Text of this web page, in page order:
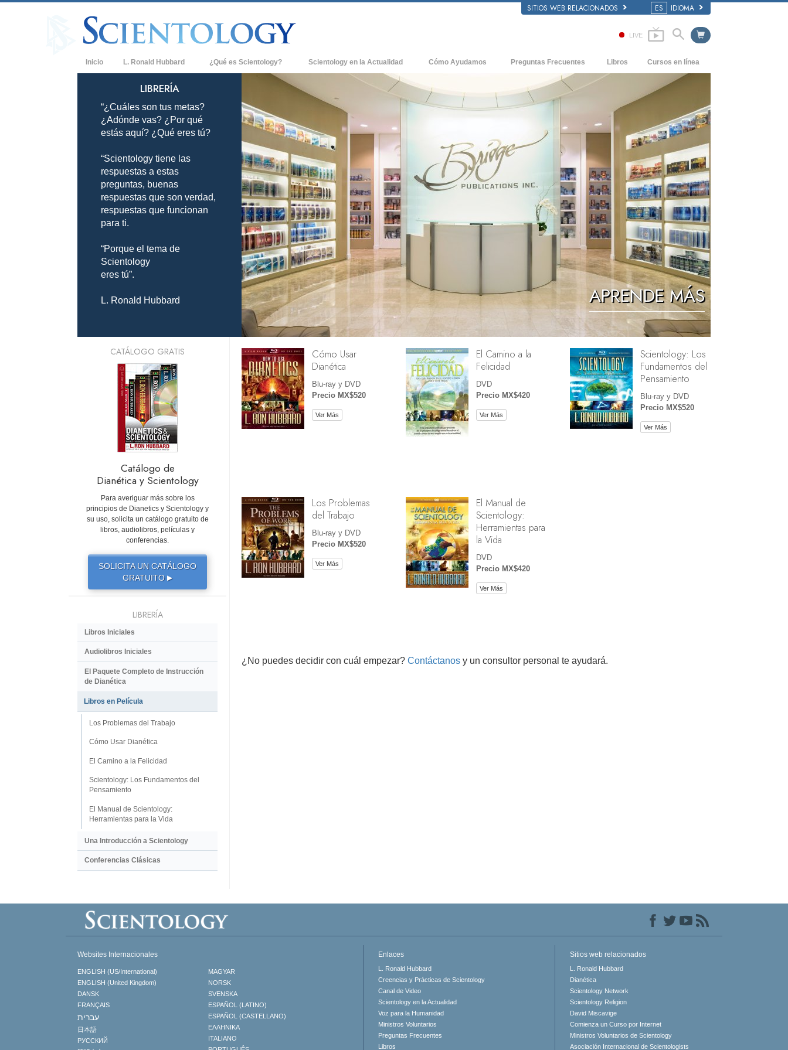
SITIOS WEB RELACIONADOS ES IDIOMA
LIVE
Inicio L. Ronald Hubbard ¿Qué es Scientology?
Credos y Códigos de Scientology
Qué dicen los Scientologists acerca de
Scientology
Conoce a un Scientologist
Dentro de una Iglesia
Los Principios Básicos de Scientology
Una Introducción a Dianética
Amor y Odio: ¿Qué es Grandeza?
Scientology en la Actualidad
Nuevas Iglesias de Scientology
Organizaciones Avanzadas
Base en Tierra de Flag
Freewinds
Llevando Scientology al Mundo
David Miscavige - Líder Eclesiástico de
Scientology
Cómo Ayudamos Preguntas Frecuentes
Antecedentes y principios básicos
Dentro de una Iglesia
La Organización de Scientology
Libros
Audiolibros
Conferencias Introductorias
Películas
Cursos en línea
Cómo Resolver los Conflictos
Las Dinámicas de la Existencia
Los Componentes de la Comprensión
Soluciones para un Entorno Peligroso
Ayudas para Enfermedades y Lesiones
La Integridad y la Honestidad
El Matrimonio
La Escala Tonal Emocional
Respuestas a las Drogas
Herramientas para el Entorno Laboral
La Ética y las Condiciones
La Causa de la Supresión
Investigaciones
Los Fundamentos de la Organización
Los Fundamentos de las Relaciones
Públicas
APRENDE MÁS
LIBRERÍA
“¿Cuáles son tus metas?
¿Adónde vas? ¿Por qué
estás aquí? ¿Qué eres tú?
“Scientology tiene las
respuestas a estas
preguntas, buenas
respuestas que son verdad,
respuestas que funcionan
para ti.
“Porque el tema de
Scientology
eres tú”.
L. Ronald Hubbard
Cómo Usar
Dianética
Blu-ray y DVD
Precio MX$520
Ver Más
El Camino a la
Felicidad
DVD
Precio MX$420
Ver Más
Scientology: Los
Fundamentos del
Pensamiento
Blu-ray y DVD
Precio MX$520
Ver Más
Los Problemas
del Trabajo
Blu-ray y DVD
Precio MX$520
Ver Más
El Manual de
Scientology:
Herramientas para
la Vida
DVD
Precio MX$420
Ver Más
¿No puedes decidir con cuál empezar? Contáctanos y un consultor personal te ayudará.
CATÁLOGO GRATIS
Catálogo de
Dianética y Scientology
Para averiguar más sobre los
principios de Dianetics y Scientology y
su uso, solicita un catálogo gratuito de
libros, audiolibros, películas y
conferencias.
SOLICITA UN CATÁLOGO
GRATUITO ▶
LIBRERÍA
Libros Iniciales
Audiolibros Iniciales
El Paquete Completo de Instrucción
de Dianética
Libros en Película
Los Problemas del Trabajo
Cómo Usar Dianética
El Camino a la Felicidad
Scientology: Los Fundamentos del
Pensamiento
El Manual de Scientology:
Herramientas para la Vida
Una Introducción a Scientology
Conferencias Clásicas
Websites Internacionales
ENGLISH (US/International)
ENGLISH (United Kingdom)
DANSK
FRANÇAIS
עברית
日本語
РУССКИЙ
MAGYAR
NORSK
SVENSKA
ESPAÑOL (LATINO)
ESPAÑOL (CASTELLANO)
ΕΛΛΗΝΙΚA
ITALIANO
Enlaces
L. Ronald Hubbard
Creencias y Prácticas de Scientology
Canal de Video
Scientology en la Actualidad
Voz para la Humanidad
Ministros Voluntarios
Preguntas Frecuentes
Libros
Sitios web relacionados
L. Ronald Hubbard
Dianética
Scientology Network
Scientology Religion
David Miscavige
Comienza un Curso por Internet
Ministros Voluntarios de Scientology
Asociación Internacional de Scientologists